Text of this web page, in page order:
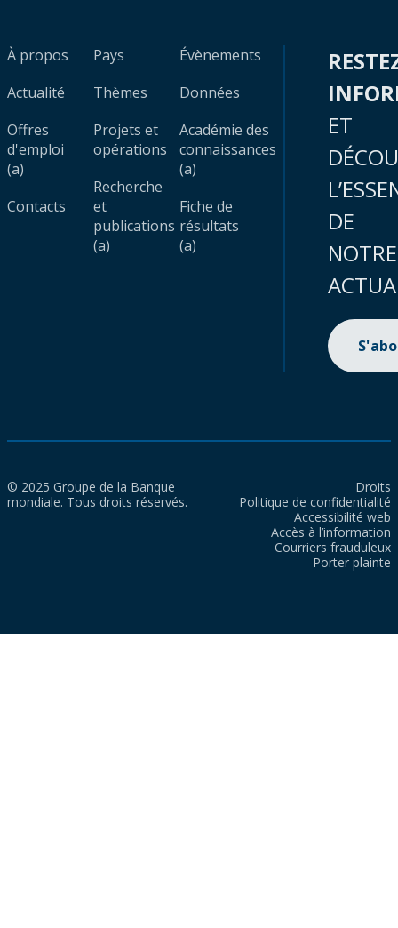
À propos
Actualité
Offres
d'emploi
(a)
Contacts
Pays
Thèmes
Projets et
opérations
Recherche
et
publications
(a)
Évènements
Données
Académie des
connaissances
(a)
Fiche de
résultats
(a)
ET
DE
NOTRE
© 2025 Groupe de la Banque
mondiale. Tous droits réservés.
Droits
Politique de confidentialité
Accessibilité web
Accès à l’information
Courriers frauduleux
Porter plainte